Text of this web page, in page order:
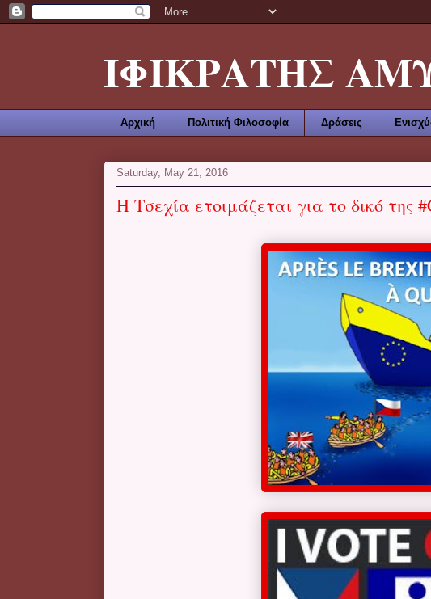
ΙΦΙΚΡΑΤΗΣ
Αρχική Πολιτική Φιλοσοφία Δράσεις
Saturday, May 21, 2016
Η Τσεχία ετοιμάζεται για το δικό της